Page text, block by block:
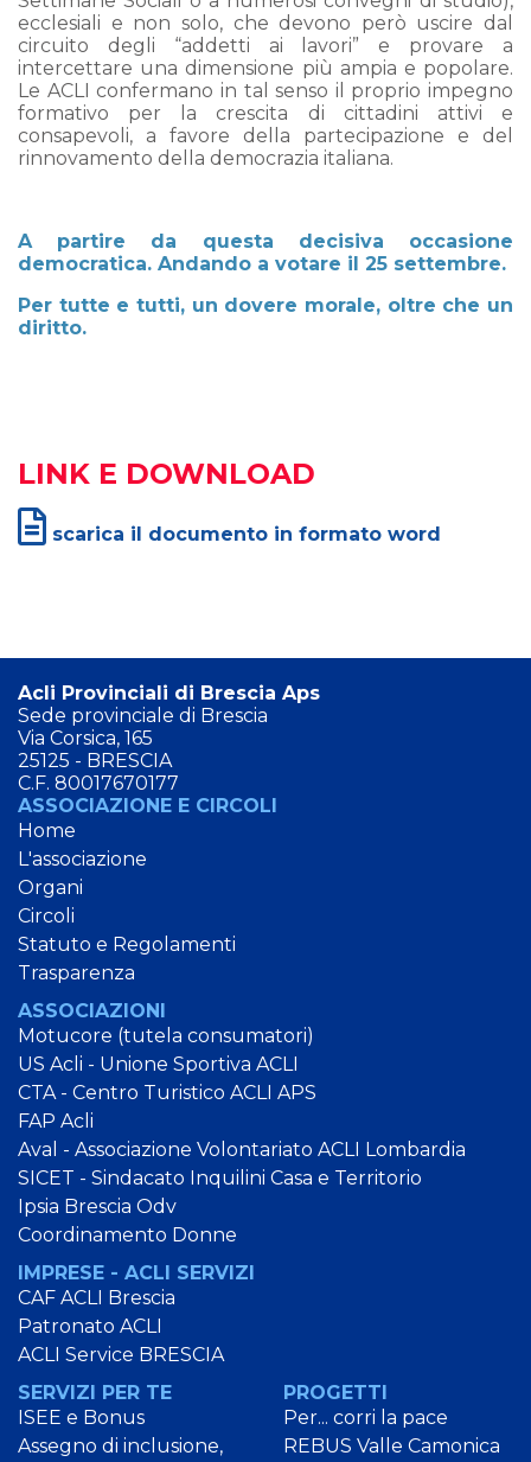
ecclesiali e non solo, che devono però uscire dal
circuito degli “addetti ai lavori” e provare a
intercettare una dimensione più ampia e popolare.
Le ACLI confermano in tal senso il proprio impegno
formativo per la crescita di cittadini attivi e
consapevoli, a favore della partecipazione e del
rinnovamento della democrazia italiana.
A partire da questa decisiva occasione
democratica. Andando a votare il 25 settembre.
Per tutte e tutti, un dovere morale, oltre che un
diritto.
LINK E DOWNLOAD
scarica il documento in formato word
Acli Provinciali di Brescia Aps
Sede provinciale di Brescia
Via Corsica, 165
25125 - BRESCIA
C.F. 80017670177
ASSOCIAZIONE E CIRCOLI
Home
L'associazione
Organi
Circoli
Statuto e Regolamenti
Trasparenza
ASSOCIAZIONI
Motucore (tutela consumatori)
US Acli - Unione Sportiva ACLI
CTA - Centro Turistico ACLI APS
FAP Acli
Aval - Associazione Volontariato ACLI Lombardia
SICET - Sindacato Inquilini Casa e Territorio
Ipsia Brescia Odv
Coordinamento Donne
IMPRESE - ACLI SERVIZI
CAF ACLI Brescia
Patronato ACLI
ACLI Service BRESCIA
SERVIZI PER TE
ISEE e Bonus
Assegno di inclusione,
PROGETTI
Per... corri la pace
REBUS Valle Camonica